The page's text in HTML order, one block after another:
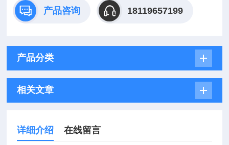
产品咨询 18119657199
产品分类
相关文章
详细介绍 在线留言